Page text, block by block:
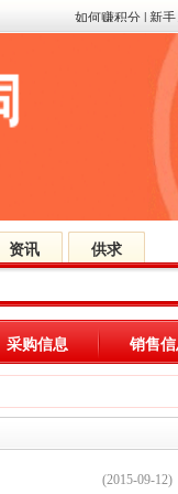
如何赚积分 新
资讯 供求
采购信息 销售
(2015-09-12)